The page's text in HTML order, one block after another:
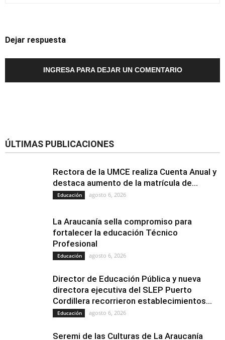
Dejar respuesta
INGRESA PARA DEJAR UN COMENTARIO
ÚLTIMAS PUBLICACIONES
Rectora de la UMCE realiza Cuenta Anual y
destaca aumento de la matrícula de...
Educación agosto 6, 2026
La Araucanía sella compromiso para
fortalecer la educación Técnico
Profesional
Educación agosto 6, 2026
Director de Educación Pública y nueva
directora ejecutiva del SLEP Puerto
Cordillera recorrieron establecimientos...
Educación agosto 6, 2026
Seremi de las Culturas de La Araucanía